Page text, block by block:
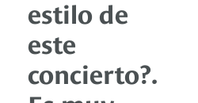
estilo de
este
concierto?.